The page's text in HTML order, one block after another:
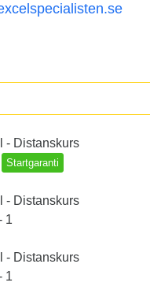
- Distanskurs
Startgaranti
- Distanskurs
1
- Distanskurs
1